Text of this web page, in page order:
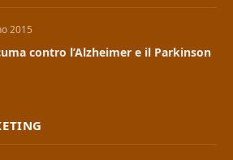
2015
contro l’Alzheimer e il Parkinson